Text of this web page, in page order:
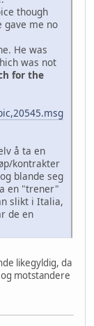
though
gave me no
He was
was not
for the
å ta en
kontrakter
blande seg
en "trener"
slikt i Italia,
de en
likegyldig, da
motstandere